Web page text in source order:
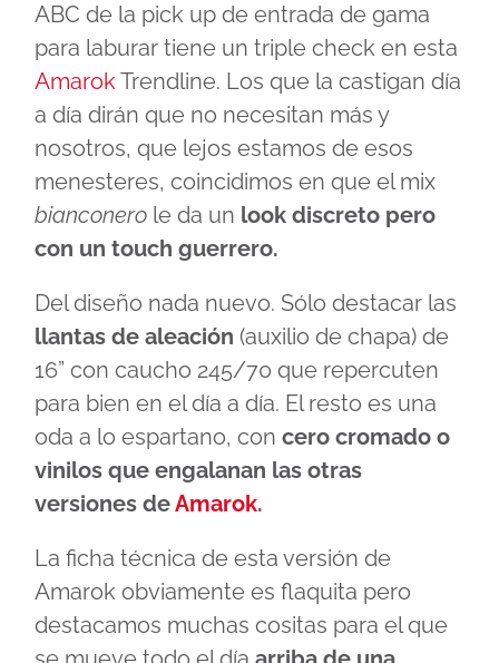
ABC de la pick up de entrada de gama
para laburar tiene un triple check en esta
AmarokTrendline. Los que la castigan día
a día dirán que no necesitan más y
nosotros, que lejos estamos de esos
menesteres, coincidimos en que el mix
bianconero le da un look discreto pero
con un touch guerrero.
Del diseño nada nuevo. Sólo destacar las
llantas de aleación (auxilio de chapa) de
16” con caucho 245/70 que repercuten
para bien en el día a día. El resto es una
oda a lo espartano, con cero cromado o
vinilos que engalanan las otras
versiones deAmarok.
La ficha técnica de esta versión de
Amarok obviamente es flaquita pero
destacamos muchas cositas para el que